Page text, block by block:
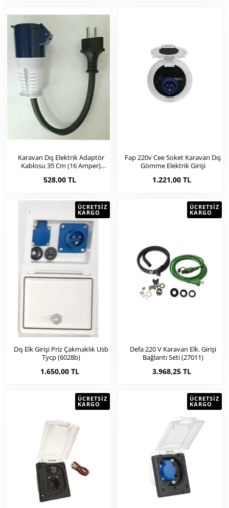
Karavan Dış Elektrik Adaptör
Kablosu 35 Cm (16 Amper)
528,00 TL
Fap 220v Cee Soket Karavan Dış
Gömme Elektrik Girişi
1.221,00 TL
ÜCRETSIZ
KARGO
Dış Elk Girişi Priz Çakmaklık Usb
Tycp (6028b)
1.650,00 TL
ÜCRETSIZ
KARGO
Defa 220 V Karavan Elk. Girişi
Bağlantı Seti (27011)
3.968,25 TL
ÜCRETSIZ
KARGO
ÜCRETSIZ
KARGO